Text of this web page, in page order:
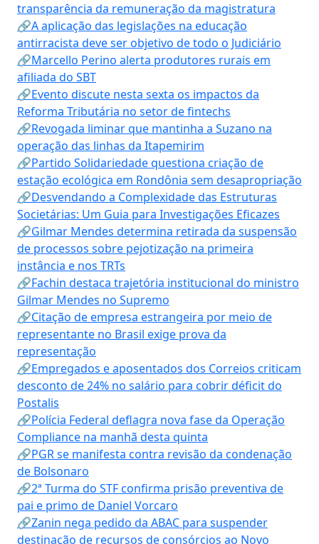
transparência da remuneração da magistratura
🔗A aplicação das legislações na educação
antirracista deve ser objetivo de todo o Judiciário
🔗Marcello Perino alerta produtores rurais em
afiliada do SBT
🔗Evento discute nesta sexta os impactos da
Reforma Tributária no setor de fintechs
🔗Revogada liminar que mantinha a Suzano na
operação das linhas da Itapemirim
🔗Partido Solidariedade questiona criação de
estação ecológica em Rondônia sem desapropriação
🔗Desvendando a Complexidade das Estruturas
Societárias: Um Guia para Investigações Eficazes
🔗Gilmar Mendes determina retirada da suspensão
de processos sobre pejotização na primeira
instância e nos TRTs
🔗Fachin destaca trajetória institucional do ministro
Gilmar Mendes no Supremo
🔗Citação de empresa estrangeira por meio de
representante no Brasil exige prova da
representação
🔗Empregados e aposentados dos Correios criticam
desconto de 24% no salário para cobrir déficit do
Postalis
🔗Polícia Federal deflagra nova fase da Operação
Compliance na manhã desta quinta
🔗PGR se manifesta contra revisão da condenação
de Bolsonaro
🔗2ª Turma do STF confirma prisão preventiva de
pai e primo de Daniel Vorcaro
🔗Zanin nega pedido da ABAC para suspender
destinação de recursos de consórcios ao Novo